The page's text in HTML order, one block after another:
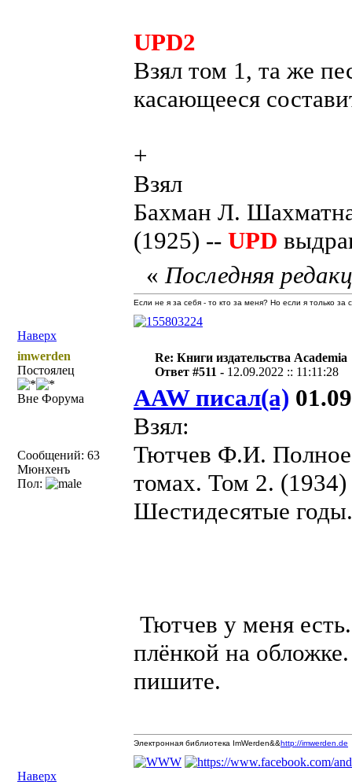
UPD2
Взял том 1, та же
касающееся
+
Взял
Бахман Л.
(1925) -- UPD
Наверх
«Последняя
Если не я за себя - то кто за меня? Но если я только
imwerden
Постоялец
Вне Форума
Сообщений: 63
Мюнхенъ
Пол:
Re: Книги издательства Academia
Ответ #511 - 12.09.2022 :: 11:11:28
AAW писал(а)
Взял:
Тютчев Ф.И. Полное
томах. Том 2. (1934)
Шестидесятые
Тютчев у меня
плёнкой на
пишите.
Наверх
Электронная библиотека ImWerden&&http://imwerden.de